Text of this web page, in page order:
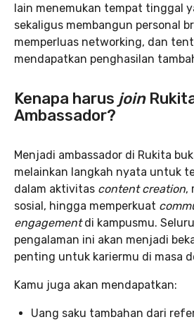
lain menemukan tempat tinggal
sekaligus membangun personal
memperluas networking, dan
mendapatkan penghasilan
Kenapa harus join
Ambassador?
Menjadi ambassador di Rukita
melainkan langkah nyata untuk
dalam aktivitas content creation,
sosial, hingga memperkuat
engagementdi kampusmu.
pengalaman ini akan menjadi
penting untuk kariermu di masa
Kamu juga akan mendapatkan:
Uang saku tambahan dari